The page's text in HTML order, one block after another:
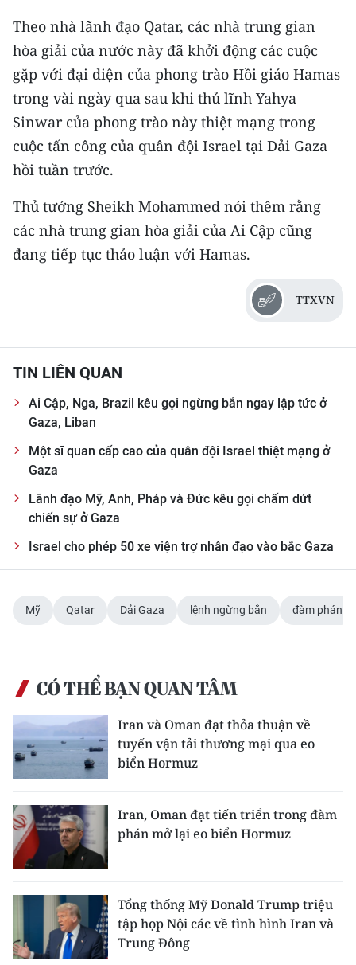
Đồng bằng sông Hồng
Bắc Trung Bộ
Duyên hải Nam Trung Bộ và Tây
Nguyên
Đông Nam Bộ
Đồng bằng sông Cửu Long
Chuyên trang Hà Nội
Chuyên trang TP. Hồ Chí Minh
VỀ BÁO NHÂN DÂN
THỜI NAY
NHÂN DÂN CUỐI TUẦN
NHÂN DÂN HẰNG THÁNG
MUA BÁO
ĐỌC BÁO IN
ENGLISH
FRANÇAIS
РУССКИЙ
한국어
Theo nhà lãnh đạo Qatar, các nhà trung gian
hòa giải của nước này đã khởi động các cuộc
gặp với đại diện của phong trào Hồi giáo Hamas
trong vài ngày qua sau khi thủ lĩnh Yahya
Sinwar của phong trào này thiệt mạng trong
cuộc tấn công của quân đội Israel tại Dải Gaza
hồi tuần trước.
Thủ tướng Sheikh Mohammed nói thêm rằng
các nhà trung gian hòa giải của Ai Cập cũng
đang tiếp tục thảo luận với Hamas.
TTXVN
TIN LIÊN QUAN
Ai Cập, Nga, Brazil kêu gọi ngừng bắn ngay lập tức ở
Gaza, Liban
Một sĩ quan cấp cao của quân đội Israel thiệt mạng ở
Gaza
Lãnh đạo Mỹ, Anh, Pháp và Đức kêu gọi chấm dứt
chiến sự ở Gaza
Israel cho phép 50 xe viện trợ nhân đạo vào bắc Gaza
Mỹ Qatar Dải Gaza lệnh ngừng bắn đàm phán
CÓ THỂ BẠN QUAN TÂM
Iran và Oman đạt thỏa thuận về
tuyến vận tải thương mại qua eo
biển Hormuz
Iran, Oman đạt tiến triển trong đàm
phán mở lại eo biển Hormuz
Tổng thống Mỹ Donald Trump triệu
tập họp Nội các về tình hình Iran và
Trung Đông